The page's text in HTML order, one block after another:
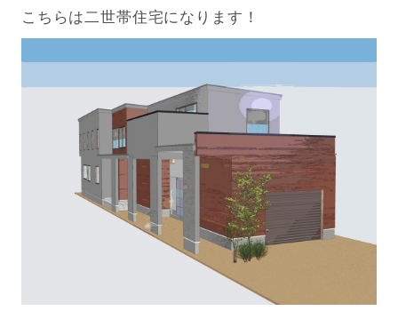
こちらは二世帯住宅になります！